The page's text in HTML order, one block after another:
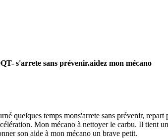
s'arrete sans prévenir.aidez mon mécano
quelques temps mons'arrete sans prévenir,
Mon mécano à nettoyer le carbu. Il tient
son aide à mon mécano un brave petit.